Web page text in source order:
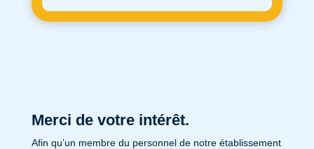
Merci de votre intérêt.
Afin qu’un membre du personnel de notre établissement